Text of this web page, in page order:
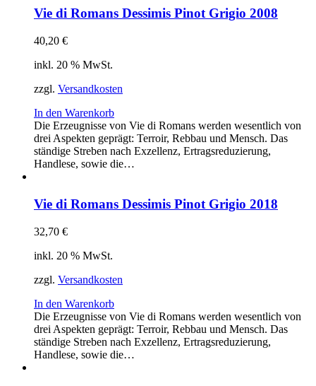
Vie di Romans Dessimis Pinot Grigio 2008
40,20 €
inkl. 20 % MwSt.
zzgl. Versandkosten
In den Warenkorb
Die Erzeugnisse von Vie di Romans werden wesentlich von
drei Aspekten geprägt: Terroir, Rebbau und Mensch. Das
ständige Streben nach Exzellenz, Ertragsreduzierung,
Handlese, sowie die…
Vie di Romans Dessimis Pinot Grigio 2018
32,70 €
inkl. 20 % MwSt.
zzgl. Versandkosten
In den Warenkorb
Die Erzeugnisse von Vie di Romans werden wesentlich von
drei Aspekten geprägt: Terroir, Rebbau und Mensch. Das
ständige Streben nach Exzellenz, Ertragsreduzierung,
Handlese, sowie die…